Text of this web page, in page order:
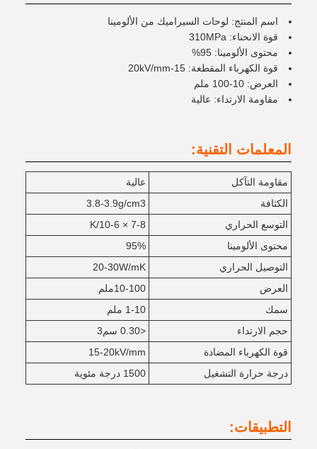
اسم المنتج: لوحات السيراميك من الألومينا
قوة الانحناء: 310MPa
محتوى الألومينا: 95%
قوة الكهرباء المقطعة: 15-20kV/mm
العرض: 10-100 ملم
مقاومة الارتداء: عالية
المعلمات التقنية:
مقاومة التآكل
عالية
الكثافة
3.8-3.9g/cm3
التوسع الحراري
7-8 × 10-6/K
محتوى الألومينا
95%
التوصيل الحراري
20-30W/mK
العرض
10-100ملم
سمك
1-10 ملم
حجم الارتداء
<0.30 سم3
قوة الكهرباء المضادة
15-20kV/mm
درجة حرارة التشغيل
1500 درجة مئوية
التطبيقات: